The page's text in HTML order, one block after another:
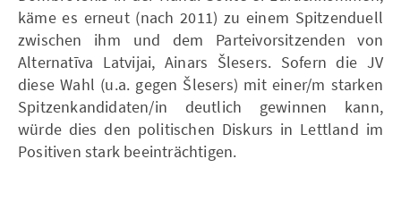
käme es erneut (nach 2011) zu einem Spitzenduell
zwischen ihm und dem Parteivorsitzenden von
Alternatīva Latvijai, Ainars Šlesers. Sofern die JV
diese Wahl (u.a. gegen Šlesers) mit einer/m starken
Spitzenkandidaten/in deutlich gewinnen kann,
würde dies den politischen Diskurs in Lettland im
Positiven stark beeinträchtigen.